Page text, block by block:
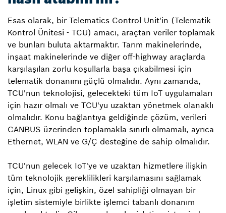
Esas olarak, bir Telematics Control Unit'in (Telematik
Kontrol Ünitesi - TCU) amacı, araçtan veriler toplamak
ve bunları buluta aktarmaktır. Tarım makinelerinde,
inşaat makinelerinde ve diğer off-highway araçlarda
karşılaşılan zorlu koşullarla başa çıkabilmesi için
telematik donanımı güçlü olmalıdır. Aynı zamanda,
TCU'nun teknolojisi, gelecekteki tüm IoT uygulamaları
için hazır olmalı ve TCU'yu uzaktan yönetmek olanaklı
olmalıdır. Konu bağlantıya geldiğinde çözüm, verileri
CAN­BUS üzerinden toplamakla sınırlı olmamalı, ayrıca
Ethernet, WLAN ve G/Ç desteğine de sahip olmalıdır.
TCU'nun gelecek IoT'ye ve uzaktan hizmetlere ilişkin
tüm teknolojik gereklilikleri karşılamasını sağlamak
için, Linux gibi gelişkin, özel sahipliği olmayan bir
işletim sistemiyle birlikte işlemci tabanlı donanım